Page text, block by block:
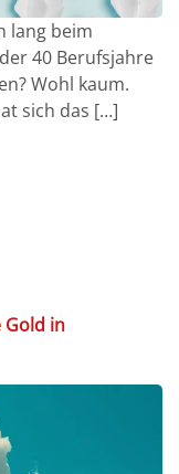
lang beim
40 Berufsjahre
Wohl kaum.
sich das […]
Gold in